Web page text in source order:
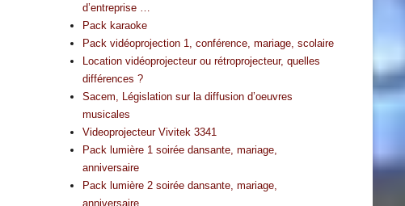
d’entreprise …
Pack karaoke
Pack vidéoprojection 1, conférence, mariage, scolaire
Location vidéoprojecteur ou rétroprojecteur, quelles
différences ?
Sacem, Législation sur la diffusion d’oeuvres
musicales
Videoprojecteur Vivitek 3341
Pack lumière 1 soirée dansante, mariage,
anniversaire
Pack lumière 2 soirée dansante, mariage,
anniversaire